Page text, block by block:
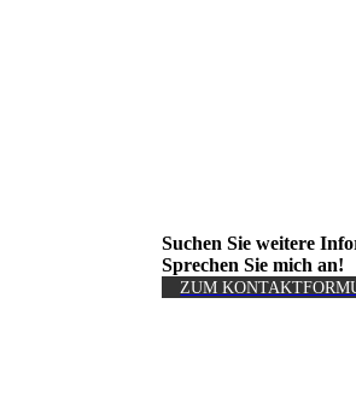
Suchen Sie weitere
Sprechen Sie mich an!
ZUM